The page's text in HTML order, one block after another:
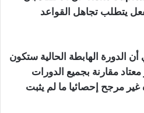
يتطلب تجاهل القواعد
أن الدورة الهابطة الحالية ستكون
مقارنة بجميع الدورات
غير مرجح إحصائيا ما لم يثبت